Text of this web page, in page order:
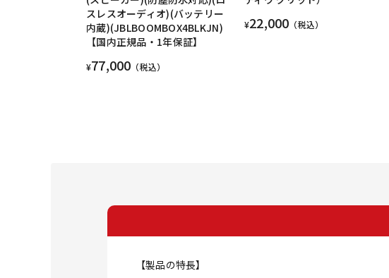
スレスオーディオ)(バッテリー
内蔵)(JBLBOOMBOX4BLKJN)
【国内正規品・1年保証】
¥77,000 （税込）
¥22,000 （税込）
【製品の特長】